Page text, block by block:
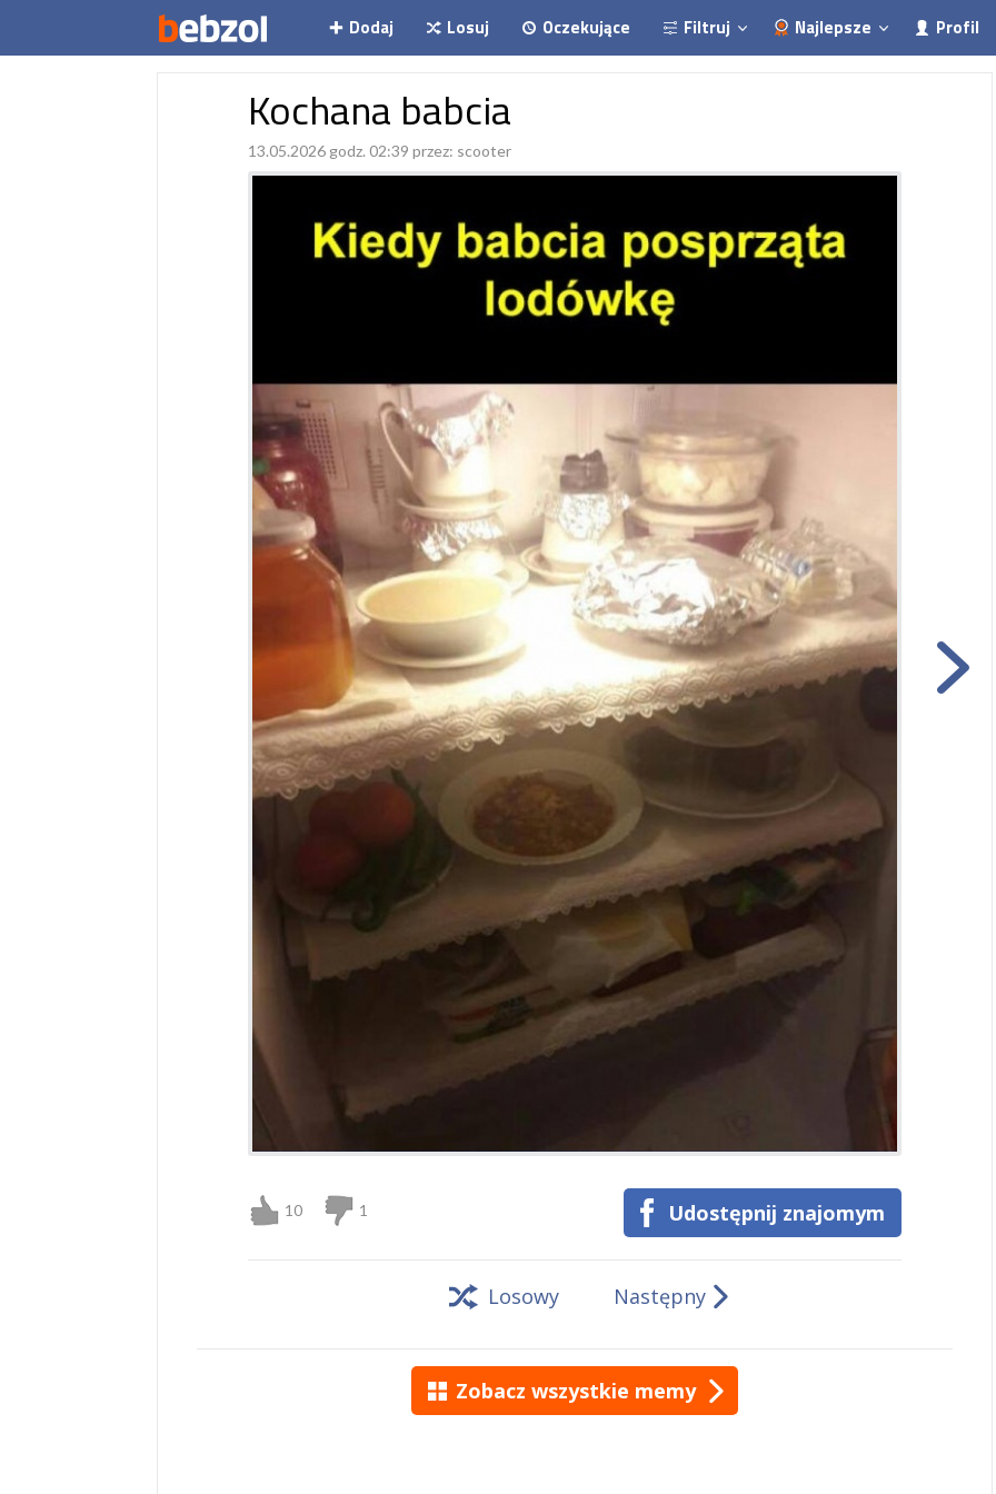
Dodaj Losuj Oczekujące Filtruj Najlepsze Profil
Kochana babcia
13.05.2026 godz. 02:39 przez: scooter
10 1 Udostępnij znajomym
Losowy Następny
Zobacz wszystkie memy